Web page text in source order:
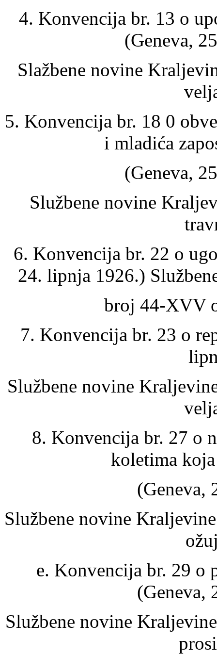
4. Konvencija br. 13 o
(Geneva,
Slažbene novine
5. Konvencija br. 18 0
i mladića
(Geneva,
Službene novine
6. Konvencija br. 22 o
24. lipnja 1926.)
broj 44-XVV
7. Konvencija br. 23 o
Službene novine
8. Konvencija br. 27 o
koletima
(Geneva,
Službene novine
e. Konvencija br. 29 o
(Geneva,
Službene novine